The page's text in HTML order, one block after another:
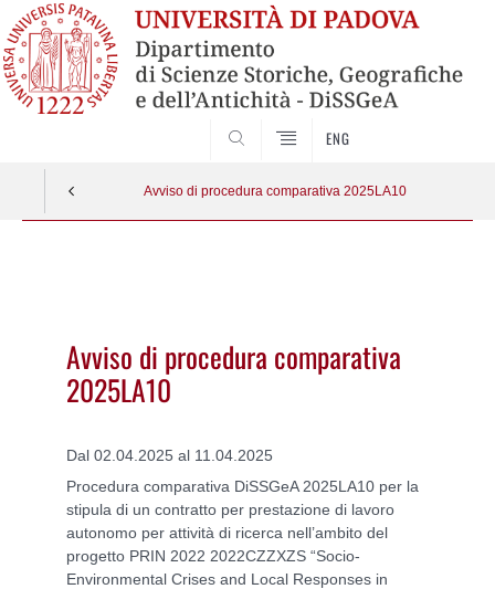
ENG
Avviso di procedura comparativa 2025LA10
Avviso di procedura comparativa
2025LA10
Dal 02.04.2025 al 11.04.2025
Procedura comparativa DiSSGeA 2025LA10 per la
stipula di un contratto per prestazione di lavoro
autonomo per attività di ricerca nell’ambito del
progetto PRIN 2022 2022CZZXZS “Socio-
Environmental Crises and Local Responses in